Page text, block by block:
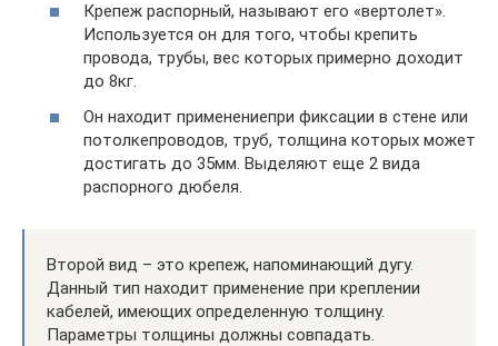
Крепеж распорный, называют его «вертолет».
Используется он для того, чтобы крепить
провода, трубы, вес которых примерно доходит
до 8кг.
Он находит применениепри фиксации в стене или
потолкепроводов, труб, толщина которых может
достигать до 35мм. Выделяют еще 2 вида
распорного дюбеля.
Второй вид – это крепеж, напоминающий дугу.
Данный тип находит применение при креплении
кабелей, имеющих определенную толщину.
Параметры толщины должны совпадать.